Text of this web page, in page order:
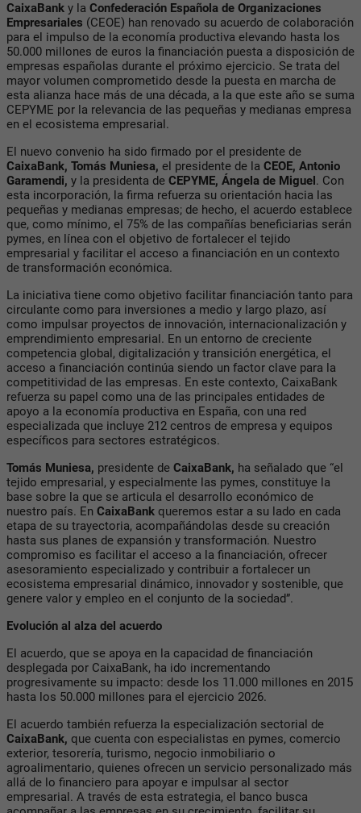
CaixaBank y la Confederación Española de Organizaciones
Empresariales (CEOE) han renovado su acuerdo de colaboración
para el impulso de la economía productiva elevando hasta los
50.000 millones de euros la financiación puesta a disposición de
empresas españolas durante el próximo ejercicio. Se trata del
mayor volumen comprometido desde la puesta en marcha de
esta alianza hace más de una década, a la que este año se suma
CEPYME por la relevancia de las pequeñas y medianas empresa
en el ecosistema empresarial.
El nuevo convenio ha sido firmado por el presidente de
CaixaBank, Tomás Muniesa, el presidente de la CEOE, Antonio
Garamendi, y la presidenta de CEPYME, Ángela de Miguel . Con
esta incorporación, la firma refuerza su orientación hacia las
pequeñas y medianas empresas; de hecho, el acuerdo establece
que, como mínimo, el 75% de las compañías beneficiarias serán
pymes, en línea con el objetivo de fortalecer el tejido
empresarial y facilitar el acceso a financiación en un contexto
de transformación económica.
La iniciativa tiene como objetivo facilitar financiación tanto para
circulante como para inversiones a medio y largo plazo, así
como impulsar proyectos de innovación, internacionalización y
emprendimiento empresarial. En un entorno de creciente
competencia global, digitalización y transición energética, el
acceso a financiación continúa siendo un factor clave para la
competitividad de las empresas. En este contexto, CaixaBank
refuerza su papel como una de las principales entidades de
apoyo a la economía productiva en España, con una red
especializada que incluye 212 centros de empresa y equipos
específicos para sectores estratégicos.
Tomás Muniesa, presidente de CaixaBank, ha señalado que “el
tejido empresarial, y especialmente las pymes, constituye la
base sobre la que se articula el desarrollo económico de
nuestro país. En CaixaBank queremos estar a su lado en cada
etapa de su trayectoria, acompañándolas desde su creación
hasta sus planes de expansión y transformación. Nuestro
compromiso es facilitar el acceso a la financiación, ofrecer
asesoramiento especializado y contribuir a fortalecer un
ecosistema empresarial dinámico, innovador y sostenible, que
genere valor y empleo en el conjunto de la sociedad”.
Evolución al alza del acuerdo
El acuerdo, que se apoya en la capacidad de financiación
desplegada por CaixaBank, ha ido incrementando
progresivamente su impacto: desde los 11.000 millones en 2015
hasta los 50.000 millones para el ejercicio 2026.
El acuerdo también refuerza la especialización sectorial de
CaixaBank, que cuenta con especialistas en pymes, comercio
exterior, tesorería, turismo, negocio inmobiliario o
agroalimentario, quienes ofrecen un servicio personalizado más
allá de lo financiero para apoyar e impulsar al sector
empresarial. A través de esta estrategia, el banco busca